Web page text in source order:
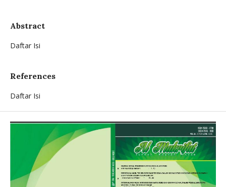
Abstract
Daftar Isi
References
Daftar Isi